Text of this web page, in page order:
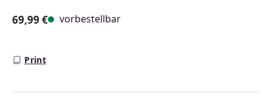
69,99 € vorbestellbar
Print